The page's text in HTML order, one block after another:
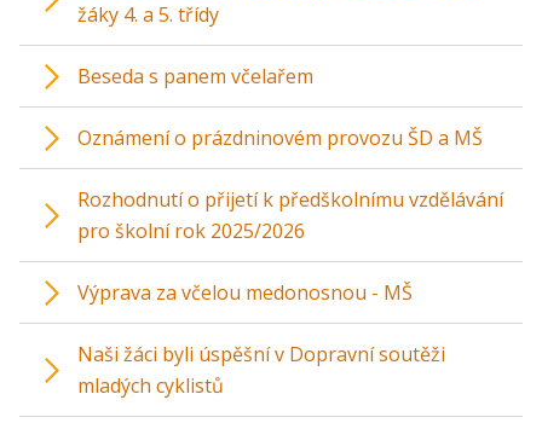
žáky 4. a 5. třídy
Beseda s panem včelařem
Oznámení o prázdninovém provozu ŠD a MŠ
Rozhodnutí o přijetí k předškolnímu vzdělávání
pro školní rok 2025/2026
Výprava za včelou medonosnou - MŠ
Naši žáci byli úspěšní v Dopravní soutěži
mladých cyklistů